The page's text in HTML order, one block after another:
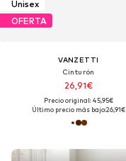
Unisex
OFERTA
VANZETTI
Cinturón
26,91€
Precio original: 45,95€
Último precio más bajo:26,91€